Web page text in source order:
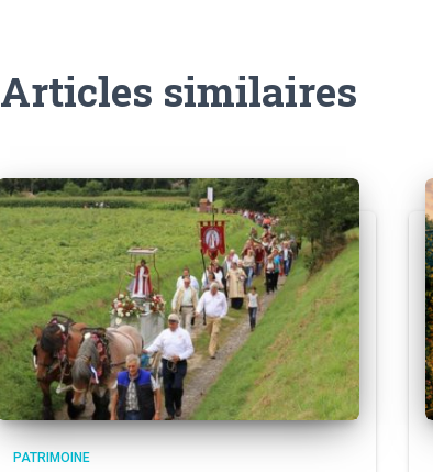
Articles similaires
PATRIMOINE